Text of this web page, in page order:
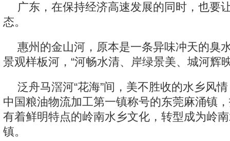
广东，在保持经济高速发展的同时，也要
态。
惠州的金山河，原本是一条异味冲天的臭
景观样板河，“河畅水清、岸绿景美、城河辉
泛舟马滘河“花海”间，美不胜收的水乡风
中国粮油物流加工第一镇称号的东莞麻涌镇
有着鲜明特点的岭南水乡文化，转型成为岭
镇。